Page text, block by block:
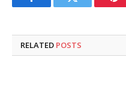
FacebookTwitter
RELATED POSTS